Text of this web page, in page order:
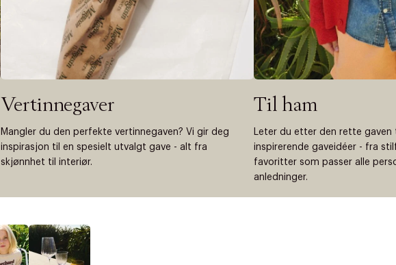
Vertinnegaver
Mangler du den perfekte vertinnegaven? Vi gir deg
inspirasjon til en spesielt utvalgt gave - alt fra
skjønnhet til interiør.
Til ham
Leter du etter den rette gaven
inspirerende gaveidéer - fra
favoritter som passer alle
anledninger.